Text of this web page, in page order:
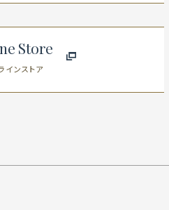
Store
インストア